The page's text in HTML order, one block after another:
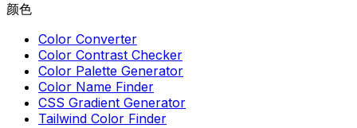
颜色
Color Converter
Color Contrast Checker
Color Palette Generator
Color Name Finder
CSS Gradient Generator
Tailwind Color Finder